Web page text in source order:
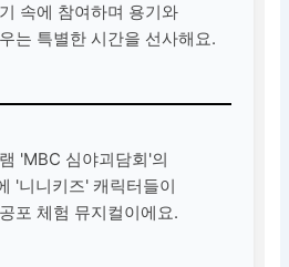
속에 참여하며 용기와
는 특별한 시간을 선사해요.
'MBC 심야괴담회'의
'니니키즈' 캐릭터들이
포 체험 뮤지컬이에요.